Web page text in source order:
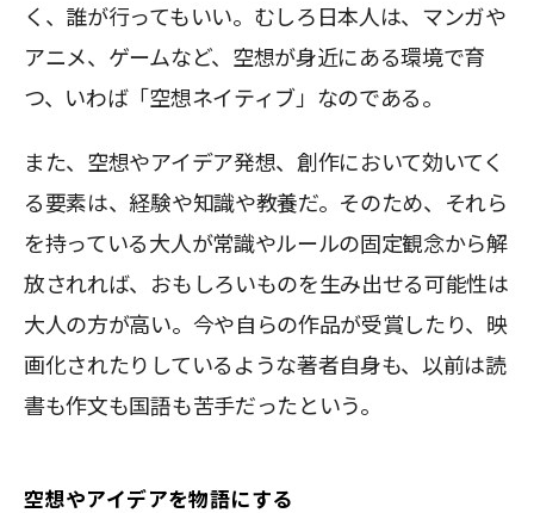
く、誰が行ってもいい。むしろ日本人は、マンガや
アニメ、ゲームなど、空想が身近にある環境で育
つ、いわば「空想ネイティブ」なのである。
また、空想やアイデア発想、創作において効いてく
る要素は、経験や知識や教養だ。そのため、それら
を持っている大人が常識やルールの固定観念から解
放されれば、おもしろいものを生み出せる可能性は
大人の方が高い。今や自らの作品が受賞したり、映
画化されたりしているような著者自身も、以前は読
書も作文も国語も苦手だったという。
空想やアイデアを物語にする